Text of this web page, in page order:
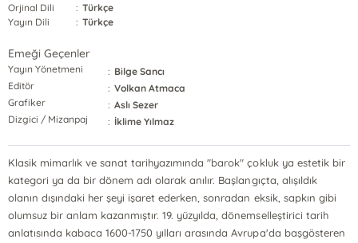
Orjinal Dili
: Türkçe
Yayın Dili
: Türkçe
Emeği Geçenler
Yayın Yönetmeni : Bilge Sancı
Editör
: Volkan Atmaca
Grafiker
: Aslı Sezer
Dizgici / Mizanpaj
: İklime Yılmaz
Klasik mimarlık ve sanat tarihyazımında "barok" çokluk ya estetik bir
kategori ya da bir dönem adı olarak anılır. Başlangıçta, alışıldık
olanın dışındaki her şeyi işaret ederken, sonradan eksik, sapkın gibi
olumsuz bir anlam kazanmıştır. 19. yüzyılda, dönemselleştirici tarih
anlatısında kabaca 1600-1750 yılları arasında Avrupa'da başgösteren